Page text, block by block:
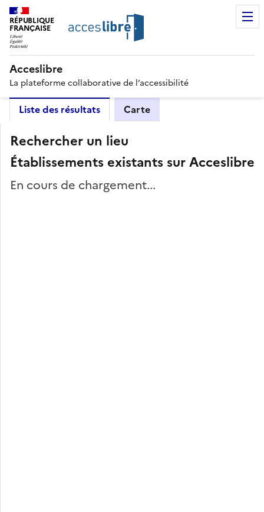
RÉPUBLIQUE
FRANÇAISE
Acceslibre
La plateforme collaborative de l’accessibilité
Liste des résultats Carte
Rechercher un lieu
Établissements existants sur Acceslibre
En cours de chargement...